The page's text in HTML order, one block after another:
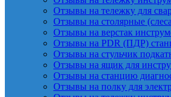
Отзывы на тележку для
Отзывы на столярные
Отзывы на верстак
Отзывы на PDR (ПДР)
Отзывы на стульчик
Отзывы на ящик для
Отзывы на станцию
Отзывы на полку для